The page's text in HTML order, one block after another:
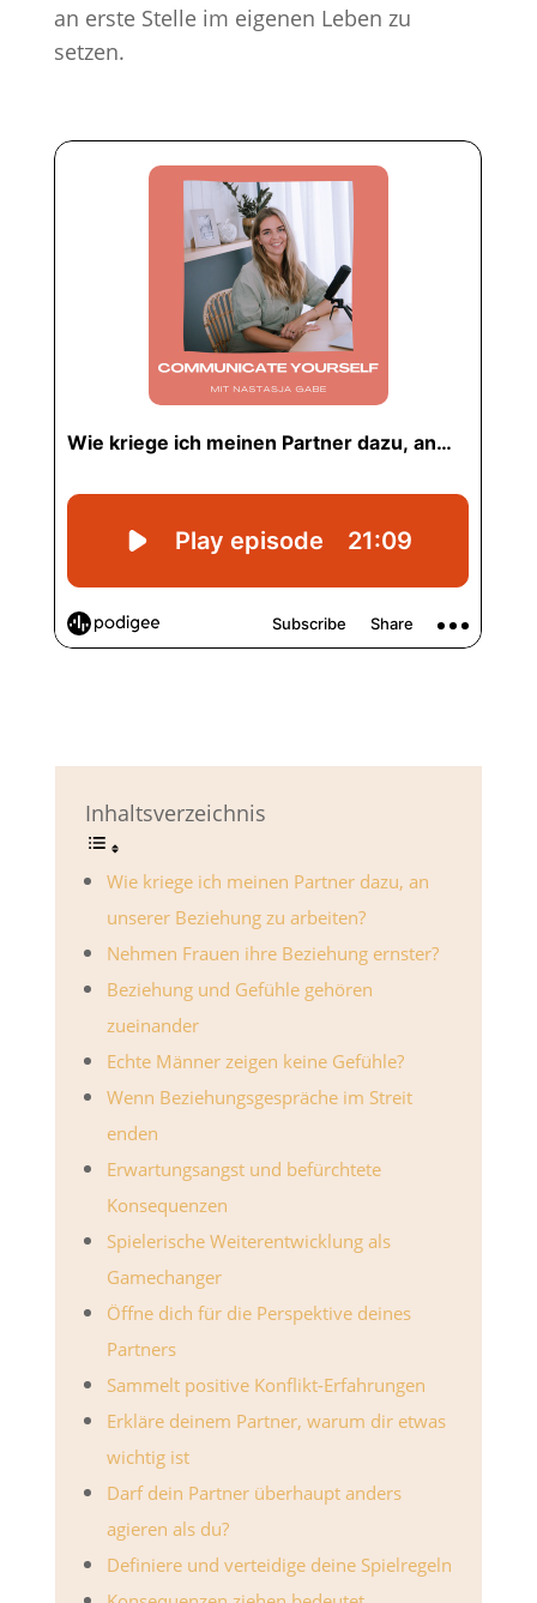
an erste Stelle im eigenen Leben zu
setzen.
Inhaltsverzeichnis
Wie kriege ich meinen Partner dazu, an
unserer Beziehung zu arbeiten?
Nehmen Frauen ihre Beziehung ernster?
Beziehung und Gefühle gehören
zueinander
Echte Männer zeigen keine Gefühle?
Wenn Beziehungsgespräche im Streit
enden
Erwartungsangst und befürchtete
Konsequenzen
Spielerische Weiterentwicklung als
Gamechanger
Öffne dich für die Perspektive deines
Partners
Sammelt positive Konflikt-Erfahrungen
Erkläre deinem Partner, warum dir etwas
wichtig ist
Darf dein Partner überhaupt anders
agieren als du?
Definiere und verteidige deine Spielregeln